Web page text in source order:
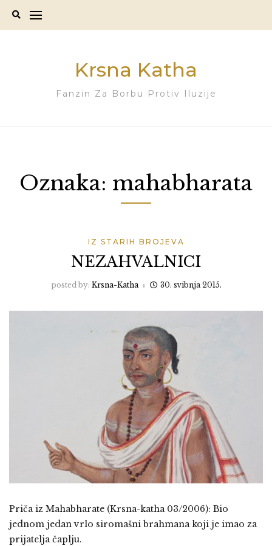
Krsna Katha
Fanzin Za Borbu Protiv Iluzije
Oznaka: mahabharata
IZ STARIH BROJEVA
NEZAHVALNICI
posted by: Krsna-Katha 30. svibnja 2015.
Priča iz Mahabharate (Krsna-katha 03/2006): Bio
jednom jedan vrlo siromašni brahmana koji je imao za
prijatelja čaplju.